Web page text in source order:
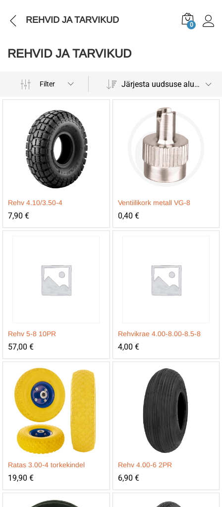
REHVID JA TARVIKUD 0
REHVID JA TARVIKUD
Filter Järjesta uudsuse alusel
Rehv 4.10/3.50-4
7,90 €
Ventiilikork metall VG-8
0,40 €
Rehv 5-8 10PR
57,00 €
Rehvikrae 4.00-8.00-8.5-8
4,00 €
Ratas 3.00-4 torkekindel
19,90 €
Rehv 4.00-6 2PR
6,90 €